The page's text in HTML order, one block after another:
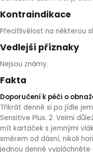
Kontraindikace
Přecitlivělost na některou
Vedlejší příznaky
Nejsou známy.
Fakta
Doporučení k péči o
Třikrát denně si po jídle
Sensitive Plus. 2. Velmi
mít kartáček s jemnými
směrem od dásní, nikoli
jednou denně vypláchněte